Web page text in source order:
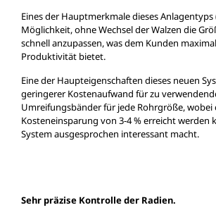
Eines der Hauptmerkmale dieses Anlagentyps
Möglichkeit, ohne Wechsel der Walzen die
schnell anzupassen, was dem Kunden
Produktivität bietet.
Eine der Haupteigenschaften dieses neuen
geringerer Kostenaufwand für zu
Umreifungsbänder für jede Rohrgröße, wobei
Kosteneinsparung von 3-4 % erreicht werden
System ausgesprochen interessant macht.
Sehr präzise Kontrolle der Radien.